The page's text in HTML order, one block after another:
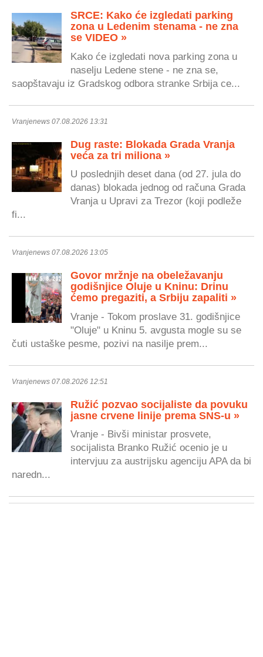
SRCE: Kako će izgledati parking
zona u Ledenim stenama - ne zna
se VIDEO »
Kako će izgledati nova parking zona u
naselju Ledene stene - ne zna se,
saopštavaju iz Gradskog odbora stranke Srbija ce...
Vranjenews 07.08.2026 13:31
Dug raste: Blokada Grada Vranja
veća za tri miliona »
U poslednjih deset dana (od 27. jula do
danas) blokada jednog od računa Grada
Vranja u Upravi za Trezor (koji podleže
fi...
Vranjenews 07.08.2026 13:05
Govor mržnje na obeležavanju
godišnjice Oluje u Kninu: Drinu
ćemo pregaziti, a Srbiju zapaliti »
Vranje - Tokom proslave 31. godišnjice
"Oluje" u Kninu 5. avgusta mogle su se
čuti ustaške pesme, pozivi na nasilje prem...
Vranjenews 07.08.2026 12:51
Ružić pozvao socijaliste da povuku
jasne crvene linije prema SNS-u »
Vranje - Bivši ministar prosvete,
socijalista Branko Ružić ocenio je u
intervjuu za austrijsku agenciju APA da bi
naredn...